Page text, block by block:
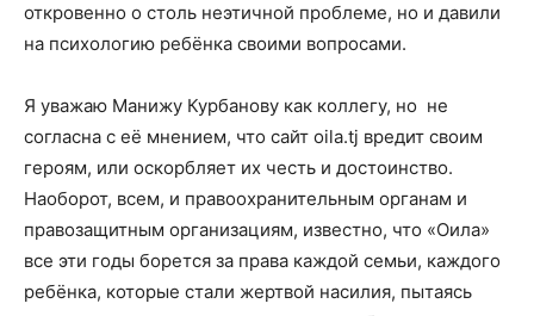
откровенно о столь неэтичной проблеме, но и давили
на психологию ребёнка своими вопросами.
Я уважаю Манижу Курбанову как коллегу, но не
согласна с её мнением, что сайт oila.tj вредит своим
героям, или оскорбляет их честь и достоинство.
Наоборот, всем, и правоохранительным органам и
правозащитным организациям, известно, что «Оила»
все эти годы борется за права каждой семьи, каждого
ребёнка, которые стали жертвой насилия, пытаясь